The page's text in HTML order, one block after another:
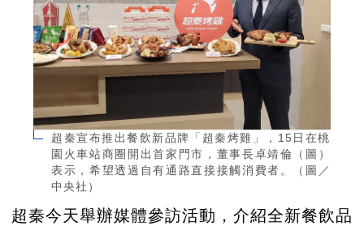
超秦宣布推出餐飲新品牌「超秦烤雞」，15日在桃
園火車站商圈開出首家門市，董事長卓靖倫（圖）
表示，希望透過自有通路直接接觸消費者。（圖／
中央社）
超秦今天舉辦媒體參訪活動，介紹全新餐飲品